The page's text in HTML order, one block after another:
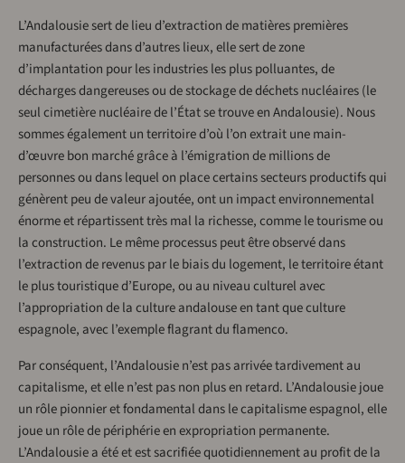
L’Andalousie sert de lieu d’extraction de matières premières
manufacturées dans d’autres lieux, elle sert de zone
d’implantation pour les industries les plus polluantes, de
décharges dangereuses ou de stockage de déchets nucléaires (le
seul cimetière nucléaire de l’État se trouve en Andalousie). Nous
sommes également un territoire d’où l’on extrait une main-
d’œuvre bon marché grâce à l’émigration de millions de
personnes ou dans lequel on place certains secteurs productifs qui
génèrent peu de valeur ajoutée, ont un impact environnemental
énorme et répartissent très mal la richesse, comme le tourisme ou
la construction. Le même processus peut être observé dans
l’extraction de revenus par le biais du logement, le territoire étant
le plus touristique d’Europe, ou au niveau culturel avec
l’appropriation de la culture andalouse en tant que culture
espagnole, avec l’exemple flagrant du flamenco.
Par conséquent, l’Andalousie n’est pas arrivée tardivement au
capitalisme, et elle n’est pas non plus en retard. L’Andalousie joue
un rôle pionnier et fondamental dans le capitalisme espagnol, elle
joue un rôle de périphérie en expropriation permanente.
L’Andalousie a été et est sacrifiée quotidiennement au profit de la